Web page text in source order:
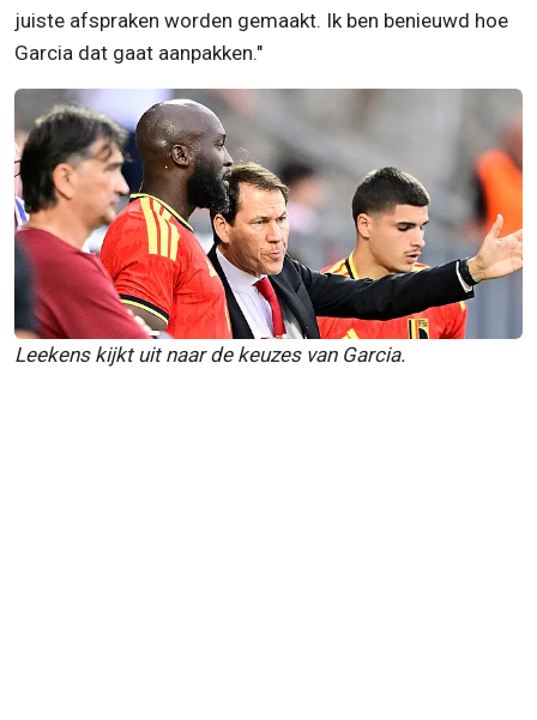
juiste afspraken worden gemaakt. Ik ben benieuwd hoe
Garcia dat gaat aanpakken."
Leekens kijkt uit naar de keuzes van Garcia.